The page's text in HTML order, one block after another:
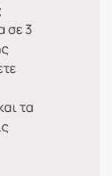
σε 3
τα